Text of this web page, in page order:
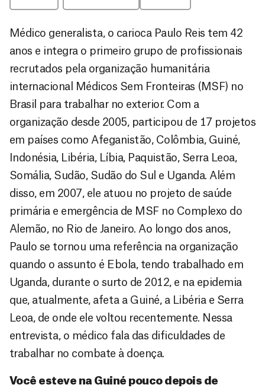
Médico generalista, o carioca Paulo Reis tem 42
anos e integra o primeiro grupo de profissionais
recrutados pela organização humanitária
internacional Médicos Sem Fronteiras (MSF) no
Brasil para trabalhar no exterior. Com a
organização desde 2005, participou de 17 projetos
em países como Afeganistão, Colômbia, Guiné,
Indonésia, Libéria, Líbia, Paquistão, Serra Leoa,
Somália, Sudão, Sudão do Sul e Uganda. Além
disso, em 2007, ele atuou no projeto de saúde
primária e emergência de MSF no Complexo do
Alemão, no Rio de Janeiro. Ao longo dos anos,
Paulo se tornou uma referência na organização
quando o assunto é Ebola, tendo trabalhado em
Uganda, durante o surto de 2012, e na epidemia
que, atualmente, afeta a Guiné, a Libéria e Serra
Leoa, de onde ele voltou recentemente. Nessa
entrevista, o médico fala das dificuldades de
trabalhar no combate à doença.
Você esteve na Guiné pouco depois de